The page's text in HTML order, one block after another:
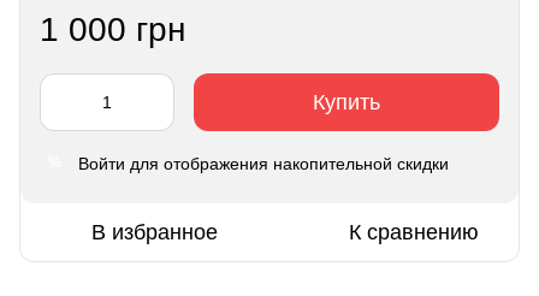
1 000 грн
Купить
Войти для отображения накопительной скидки
В избранное К сравнению